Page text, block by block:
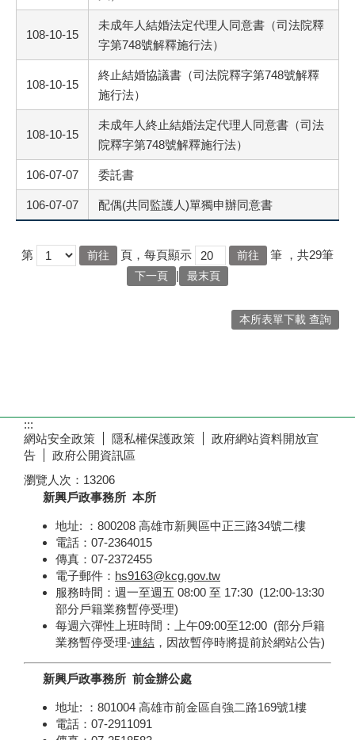
108-10-15
未成年人結婚法定代理人同意書（司法院釋
字第748號解釋施行法）
108-10-15
終止結婚協議書（司法院釋字第748號解釋
施行法）
108-10-15
未成年人終止結婚法定代理人同意書（司法
院釋字第748號解釋施行法）
106-07-07 委託書
106-07-07 配偶(共同監護人)單獨申辦同意書
第 頁，每頁顯示 筆 ，共29筆
下一頁 | 最末頁
本所表單下載 查詢
:::
網站安全政策
隱私權保護政策
政府網站資料開放宣
告
政府公開資訊區
瀏覽人次： 13206
新興戶政事務所 本所
地址: ：800208 高雄市新興區中正三路34號二樓
電話：07-2364015
傳真：07-2372455
電子郵件： hs9163@kcg.gov.tw
服務時間：週一至週五 08:00 至 17:30 (12:00-13:30
部分戶籍業務暫停受理)
每週六彈性上班時間：上午09:00至12:00 (部分戶籍
業務暫停受理-連結 ，因故暫停時將提前於網站公告)
新興戶政事務所 前金辦公處
地址: ：801004 高雄市前金區自強二路169號1樓
電話：07-2911091